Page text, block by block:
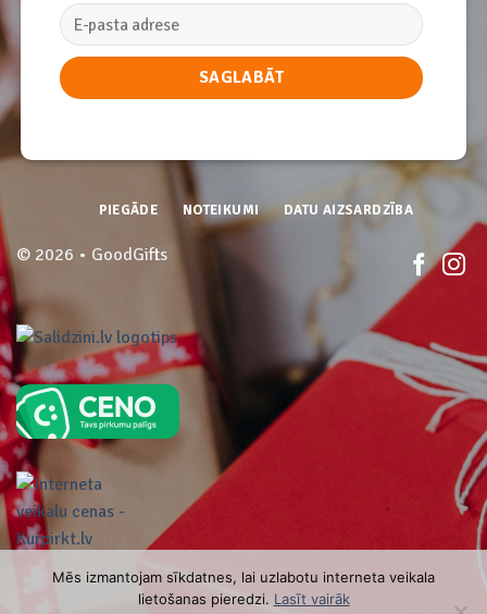
© 2026 • GoodGifts
PIEGĀDE NOTEIKUMI DATU AIZSARDZĪBA
Mēs izmantojam sīkdatnes, lai uzlabotu interneta veikala
lietošanas pieredzi. Lasīt vairāk